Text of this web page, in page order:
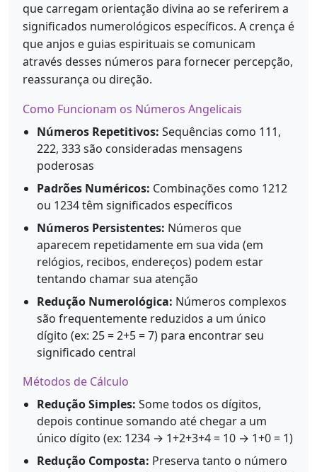
que carregam orientação divina ao se referirem a
significados numerológicos específicos. A crença é
que anjos e guias espirituais se comunicam
através desses números para fornecer percepção,
reassurança ou direção.
Como Funcionam os Números Angelicais
Números Repetitivos: Sequências como 111,
222, 333 são consideradas mensagens
poderosas
Padrões Numéricos: Combinações como 1212
ou 1234 têm significados específicos
Números Persistentes: Números que
aparecem repetidamente em sua vida (em
relógios, recibos, endereços) podem estar
tentando chamar sua atenção
Redução Numerológica: Números complexos
são frequentemente reduzidos a um único
dígito (ex: 25 = 2+5 = 7) para encontrar seu
significado central
Métodos de Cálculo
Redução Simples: Some todos os dígitos,
depois continue somando até chegar a um
único dígito (ex: 1234 → 1+2+3+4 = 10 → 1+0 = 1)
Redução Composta: Preserva tanto o número